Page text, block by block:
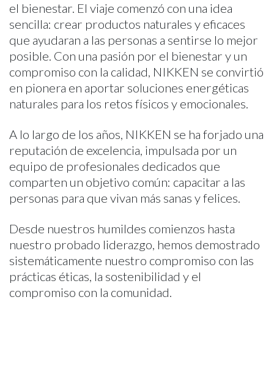
el bienestar. El viaje comenzó con una idea
sencilla: crear productos naturales y eficaces
que ayudaran a las personas a sentirse lo mejor
posible. Con una pasión por el bienestar y un
compromiso con la calidad, NIKKEN se convirtió
en pionera en aportar soluciones energéticas
naturales para los retos físicos y emocionales.
A lo largo de los años, NIKKEN se ha forjado una
reputación de excelencia, impulsada por un
equipo de profesionales dedicados que
comparten un objetivo común: capacitar a las
personas para que vivan más sanas y felices.
Desde nuestros humildes comienzos hasta
nuestro probado liderazgo, hemos demostrado
sistemáticamente nuestro compromiso con las
prácticas éticas, la sostenibilidad y el
compromiso con la comunidad.